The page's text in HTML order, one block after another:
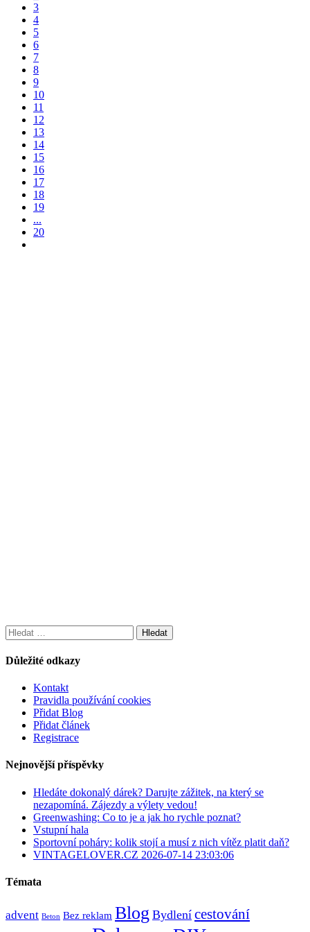
3
4
5
6
7
8
9
10
11
12
13
14
15
16
17
18
19
...
20
Vyhledávání
Důležité odkazy
Kontakt
Pravidla používání cookies
Přidat Blog
Přidat článek
Registrace
Nejnovější příspěvky
Hledáte dokonalý dárek? Darujte zážitek, na který se
nezapomíná. Zájezdy a výlety vedou!
Greenwashing: Co to je a jak ho rychle poznat?
Vstupní hala
Sportovní poháry: kolik stojí a musí z nich vítěz platit daň?
VINTAGELOVER.CZ 2026-07-14 23:03:06
Témata
advent Beton Bez reklam Blog Bydlení cestování